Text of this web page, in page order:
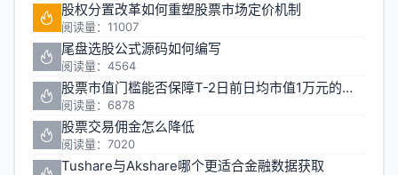
股权分置改革如何重塑股票市场定价机制
阅读量：11007
尾盘选股公式源码如何编写
阅读量：4564
股票市值门槛能否保障T-2日前日均市值1万元的投资安全
阅读量：6878
股票交易佣金怎么降低
阅读量：7020
Tushare与Akshare哪个更适合金融数据获取